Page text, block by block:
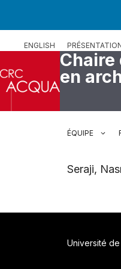
ENGLISH
Chaire
en
ÉQUIPE
Seraji,
Université